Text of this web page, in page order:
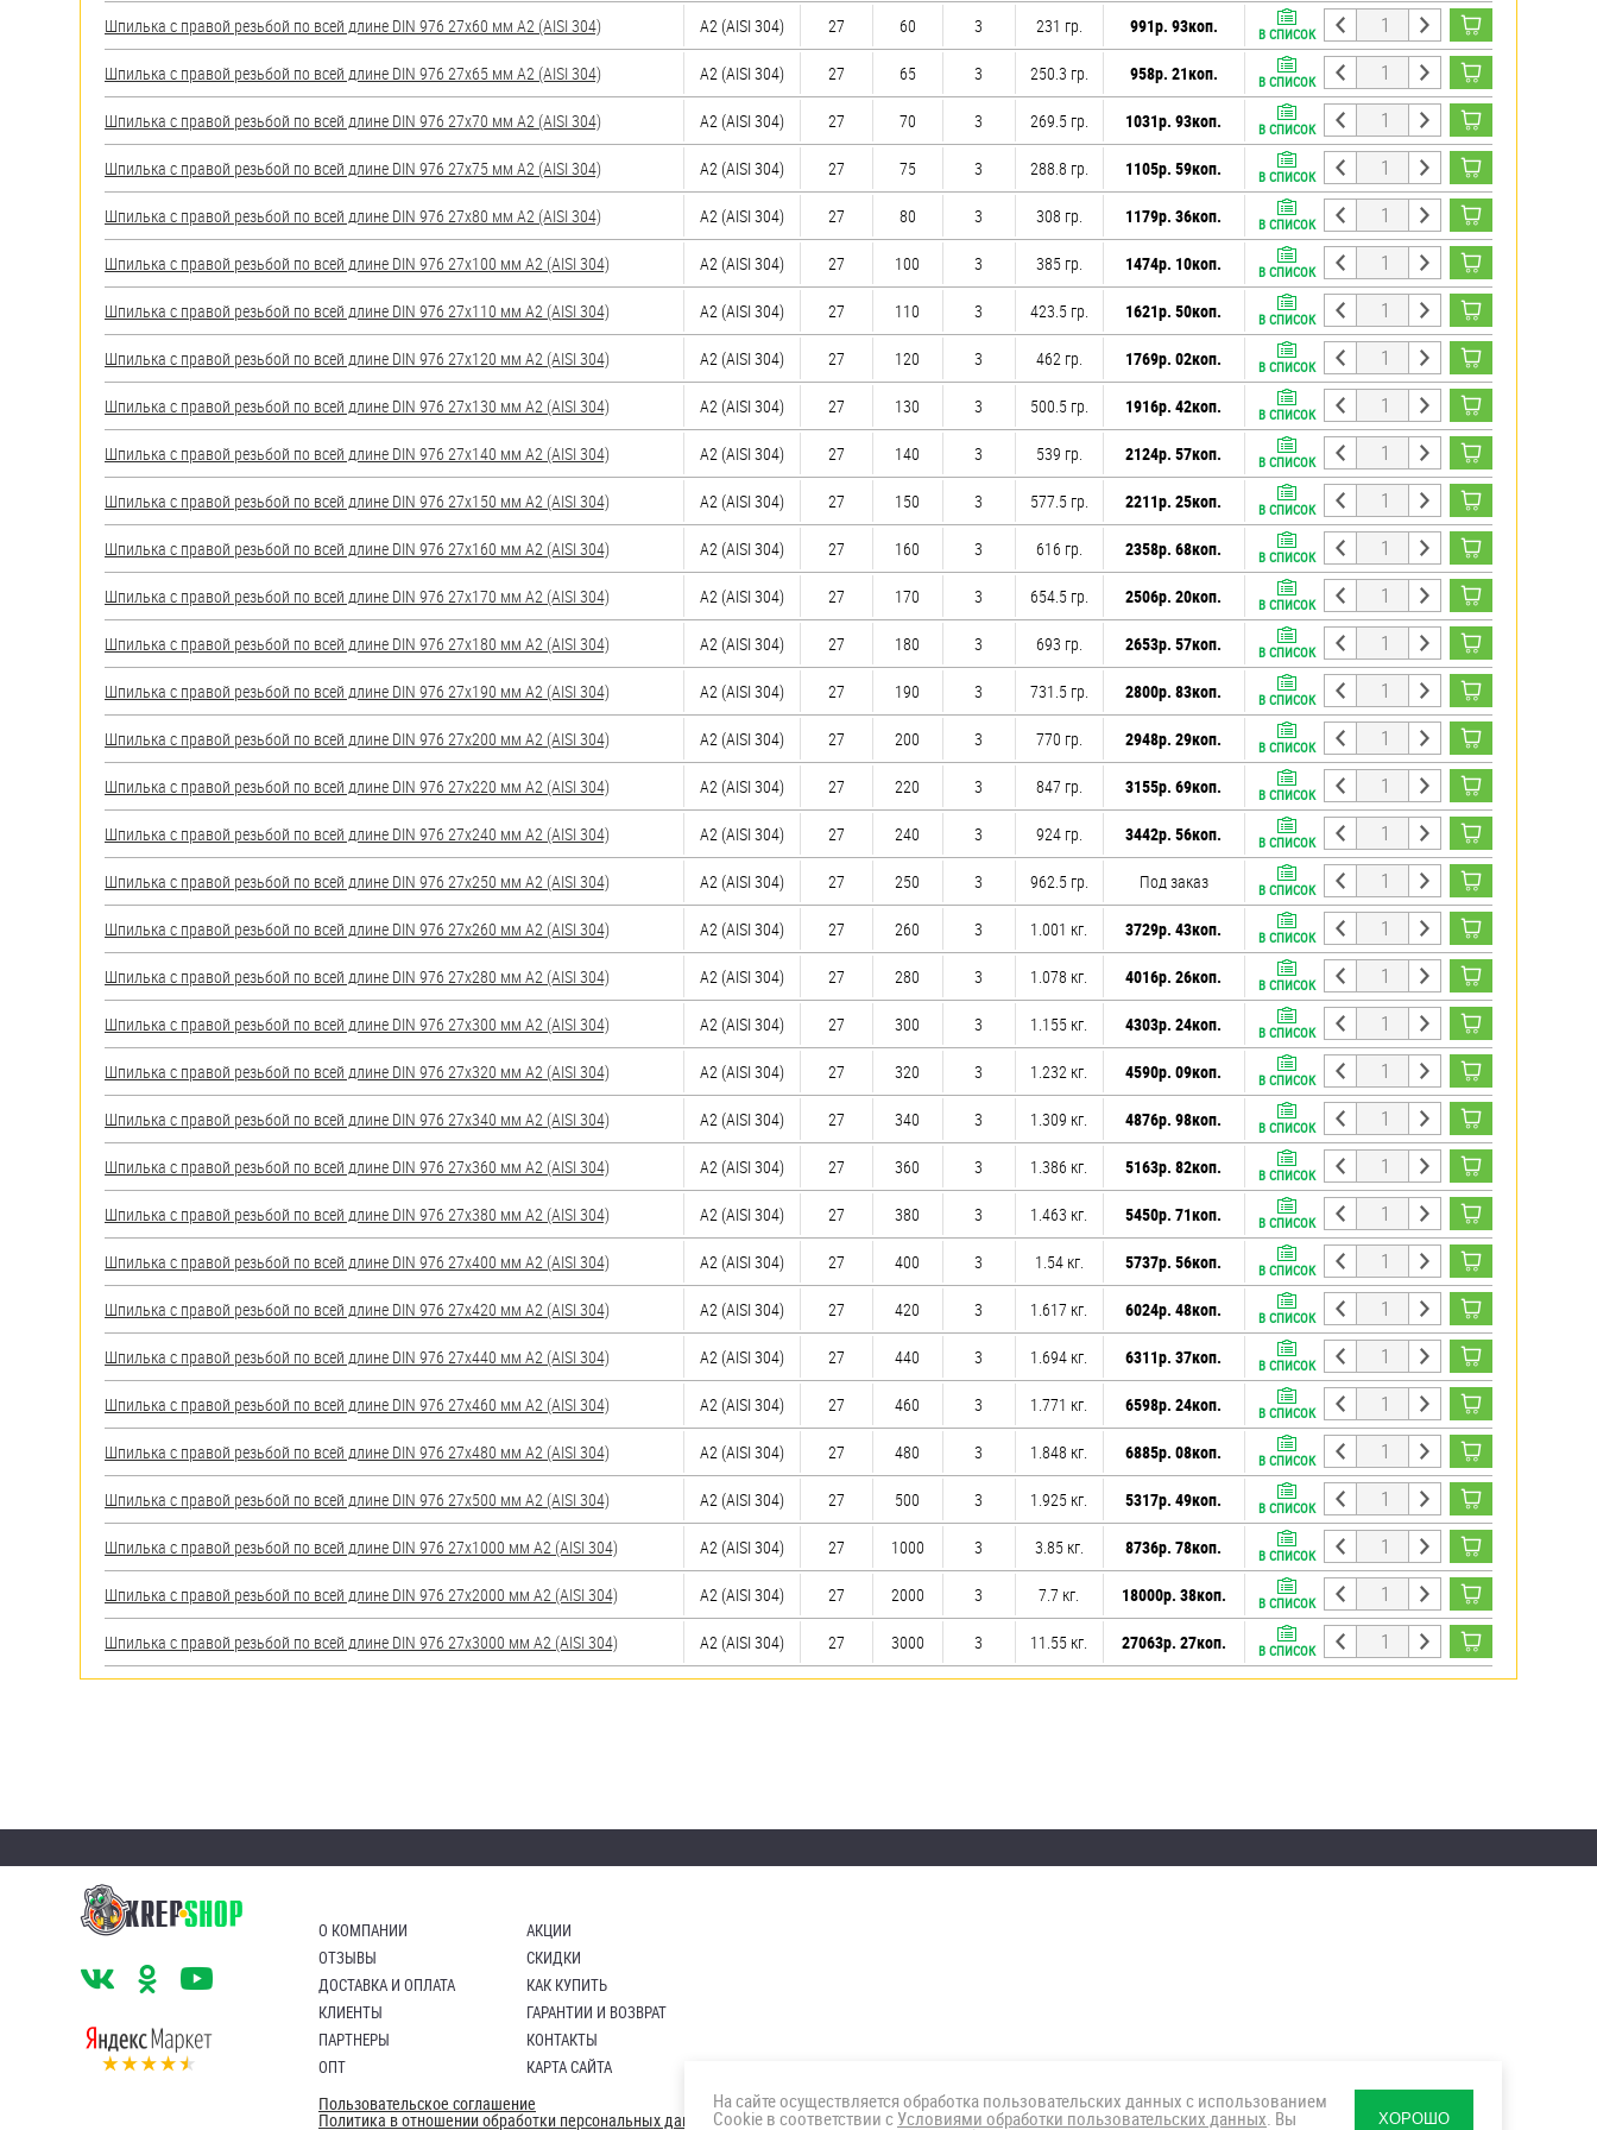
Пробки
Саморезы и шурупы
Стопорные кольца
Такелаж
Хомуты
Шайбы
Шпильки
Шплинты
Штифты и пальцы
Шпилька с правой резьбой по всей длине DIN 976 27х60 мм А2 (AISI 304) А2 (AISI 304) 27 60 3 231 гр. 991р. 93коп. В СПИСОК
Шпилька с правой резьбой по всей длине DIN 976 27х65 мм А2 (AISI 304) А2 (AISI 304) 27 65 3 250.3 гр. 958р. 21коп. В СПИСОК
Шпилька с правой резьбой по всей длине DIN 976 27х70 мм А2 (AISI 304) А2 (AISI 304) 27 70 3 269.5 гр. 1031р. 93коп. В СПИСОК
Шпилька с правой резьбой по всей длине DIN 976 27х75 мм А2 (AISI 304) А2 (AISI 304) 27 75 3 288.8 гр. 1105р. 59коп. В СПИСОК
Шпилька с правой резьбой по всей длине DIN 976 27х80 мм А2 (AISI 304) А2 (AISI 304) 27 80 3 308 гр. 1179р. 36коп. В СПИСОК
Шпилька с правой резьбой по всей длине DIN 976 27х100 мм А2 (AISI 304) А2 (AISI 304) 27 100 3 385 гр. 1474р. 10коп. В СПИСОК
Шпилька с правой резьбой по всей длине DIN 976 27х110 мм А2 (AISI 304) А2 (AISI 304) 27 110 3 423.5 гр. 1621р. 50коп. В СПИСОК
Шпилька с правой резьбой по всей длине DIN 976 27х120 мм А2 (AISI 304) А2 (AISI 304) 27 120 3 462 гр. 1769р. 02коп. В СПИСОК
Шпилька с правой резьбой по всей длине DIN 976 27х130 мм А2 (AISI 304) А2 (AISI 304) 27 130 3 500.5 гр. 1916р. 42коп. В СПИСОК
Шпилька с правой резьбой по всей длине DIN 976 27х140 мм А2 (AISI 304) А2 (AISI 304) 27 140 3 539 гр. 2124р. 57коп. В СПИСОК
Шпилька с правой резьбой по всей длине DIN 976 27х150 мм А2 (AISI 304) А2 (AISI 304) 27 150 3 577.5 гр. 2211р. 25коп. В СПИСОК
Шпилька с правой резьбой по всей длине DIN 976 27х160 мм А2 (AISI 304) А2 (AISI 304) 27 160 3 616 гр. 2358р. 68коп. В СПИСОК
Шпилька с правой резьбой по всей длине DIN 976 27х170 мм А2 (AISI 304) А2 (AISI 304) 27 170 3 654.5 гр. 2506р. 20коп. В СПИСОК
Шпилька с правой резьбой по всей длине DIN 976 27х180 мм А2 (AISI 304) А2 (AISI 304) 27 180 3 693 гр. 2653р. 57коп. В СПИСОК
Шпилька с правой резьбой по всей длине DIN 976 27х190 мм А2 (AISI 304) А2 (AISI 304) 27 190 3 731.5 гр. 2800р. 83коп. В СПИСОК
Шпилька с правой резьбой по всей длине DIN 976 27х200 мм А2 (AISI 304) А2 (AISI 304) 27 200 3 770 гр. 2948р. 29коп. В СПИСОК
Шпилька с правой резьбой по всей длине DIN 976 27х220 мм А2 (AISI 304) А2 (AISI 304) 27 220 3 847 гр. 3155р. 69коп. В СПИСОК
Шпилька с правой резьбой по всей длине DIN 976 27х240 мм А2 (AISI 304) А2 (AISI 304) 27 240 3 924 гр. 3442р. 56коп. В СПИСОК
Шпилька с правой резьбой по всей длине DIN 976 27х250 мм А2 (AISI 304) А2 (AISI 304) 27 250 3 962.5 гр. Под заказ В СПИСОК
Шпилька с правой резьбой по всей длине DIN 976 27х260 мм А2 (AISI 304) А2 (AISI 304) 27 260 3 1.001 кг. 3729р. 43коп. В СПИСОК
Шпилька с правой резьбой по всей длине DIN 976 27х280 мм А2 (AISI 304) А2 (AISI 304) 27 280 3 1.078 кг. 4016р. 26коп. В СПИСОК
Шпилька с правой резьбой по всей длине DIN 976 27х300 мм А2 (AISI 304) А2 (AISI 304) 27 300 3 1.155 кг. 4303р. 24коп. В СПИСОК
Шпилька с правой резьбой по всей длине DIN 976 27х320 мм А2 (AISI 304) А2 (AISI 304) 27 320 3 1.232 кг. 4590р. 09коп. В СПИСОК
Шпилька с правой резьбой по всей длине DIN 976 27х340 мм А2 (AISI 304) А2 (AISI 304) 27 340 3 1.309 кг. 4876р. 98коп. В СПИСОК
Шпилька с правой резьбой по всей длине DIN 976 27х360 мм А2 (AISI 304) А2 (AISI 304) 27 360 3 1.386 кг. 5163р. 82коп. В СПИСОК
Шпилька с правой резьбой по всей длине DIN 976 27х380 мм А2 (AISI 304) А2 (AISI 304) 27 380 3 1.463 кг. 5450р. 71коп. В СПИСОК
Шпилька с правой резьбой по всей длине DIN 976 27х400 мм А2 (AISI 304) А2 (AISI 304) 27 400 3 1.54 кг. 5737р. 56коп. В СПИСОК
Шпилька с правой резьбой по всей длине DIN 976 27х420 мм А2 (AISI 304) А2 (AISI 304) 27 420 3 1.617 кг. 6024р. 48коп. В СПИСОК
Шпилька с правой резьбой по всей длине DIN 976 27х440 мм А2 (AISI 304) А2 (AISI 304) 27 440 3 1.694 кг. 6311р. 37коп. В СПИСОК
Шпилька с правой резьбой по всей длине DIN 976 27х460 мм А2 (AISI 304) А2 (AISI 304) 27 460 3 1.771 кг. 6598р. 24коп. В СПИСОК
Шпилька с правой резьбой по всей длине DIN 976 27х480 мм А2 (AISI 304) А2 (AISI 304) 27 480 3 1.848 кг. 6885р. 08коп. В СПИСОК
Шпилька с правой резьбой по всей длине DIN 976 27х500 мм А2 (AISI 304) А2 (AISI 304) 27 500 3 1.925 кг. 5317р. 49коп. В СПИСОК
Шпилька с правой резьбой по всей длине DIN 976 27х1000 мм А2 (AISI 304) А2 (AISI 304) 27 1000 3 3.85 кг. 8736р. 78коп. В СПИСОК
Шпилька с правой резьбой по всей длине DIN 976 27х2000 мм А2 (AISI 304) А2 (AISI 304) 27 2000 3 7.7 кг. 18000р. 38коп. В СПИСОК
Шпилька с правой резьбой по всей длине DIN 976 27х3000 мм А2 (AISI 304) А2 (AISI 304) 27 3000 3 11.55 кг. 27063р. 27коп. В СПИСОК
О КОМПАНИИ
ОТЗЫВЫ
ДОСТАВКА И ОПЛАТА
КЛИЕНТЫ
ПАРТНЕРЫ
ОПТ
АКЦИИ
СКИДКИ
КАК КУПИТЬ
ГАРАНТИИ И ВОЗВРАТ
КОНТАКТЫ
КАРТА САЙТА
Пользовательское соглашение
Политика в отношении обработки персональных данных
На сайте осуществляется обработка пользовательских данных с использованием
Cookie в соответствии с Условиями обработки пользовательских данных . Вы ХОРОШО